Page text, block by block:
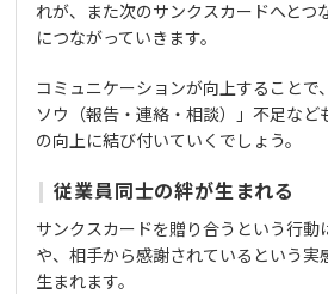
れが、また次のサンクスカードへと
につながっていきます。
コミュニケーションが向上することで
ソウ（報告・連絡・相談）」不足など
の向上に結び付いていくでしょう。
従業員同士の絆が生まれる
サンクスカードを贈り合うという行動
や、相手から感謝されているという実
生まれます。